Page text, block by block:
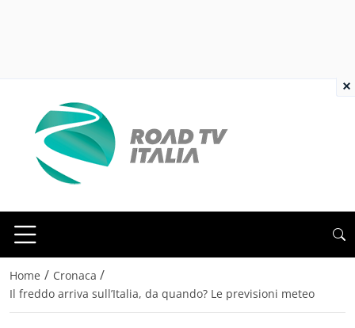
Home / Cronaca /
Il freddo arriva sull’Italia, da quando? Le previsioni meteo
×